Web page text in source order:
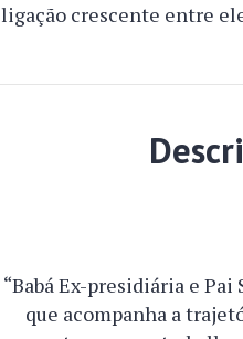
ligação crescente entre
“Babá Ex-presidiária e
que acompanha a